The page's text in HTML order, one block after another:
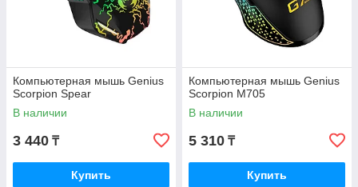
Компьютерная мышь Genius
Scorpion Spear
В наличии
3 440 ₸
Купить
Компьютерная мышь Genius
Scorpion M705
В наличии
5 310 ₸
Купить